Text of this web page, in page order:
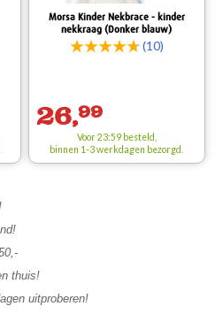
Morsa Kinder Nekbrace - kinder
nekkraag (Donker blauw)
(10)
26,99
Voor 23:59 besteld,
binnen 1-3 werkdagen bezorgd.
thuis!
uitproberen!